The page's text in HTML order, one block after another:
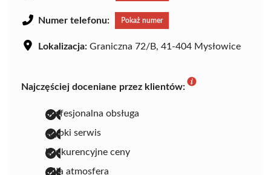
Numer telefonu: Pokaż numer
Lokalizacja: Graniczna 72/B, 41-404 Mysłowice
Najczęściej doceniane przez klientów:
profesjonalna obsługa
szybki serwis
konkurencyjne ceny
miła atmosfera